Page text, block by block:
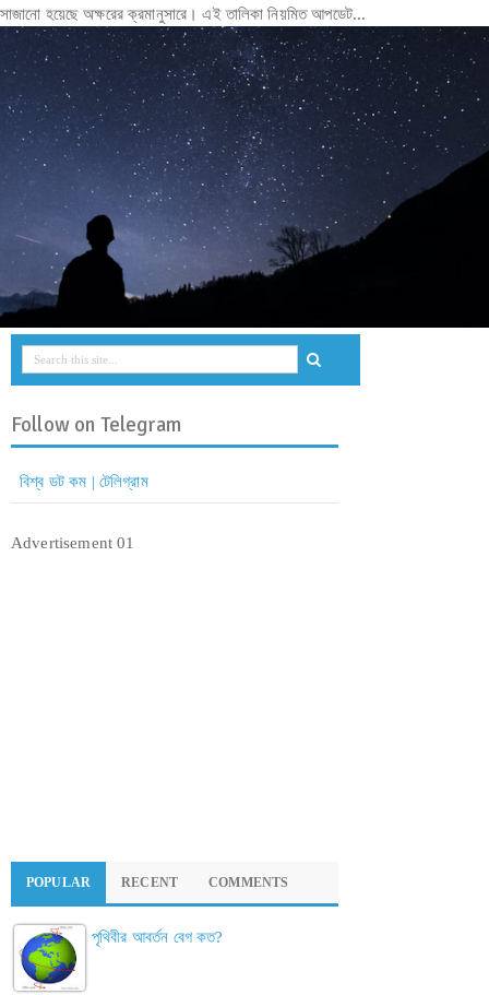
সাজানো হয়েছে অক্ষরের ক্রমানুসারে। এই তালিকা নিয়মিত আপডেট...
Follow on Telegram
বিশ্ব ডট কম | টেলিগ্রাম
Advertisement 01
POPULAR RECENT COMMENTS
পৃথিবীর আবর্তন বেগ কত?